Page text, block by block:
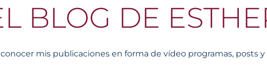
BLOG DE
mis publicaciones en forma de vídeo programas, posts